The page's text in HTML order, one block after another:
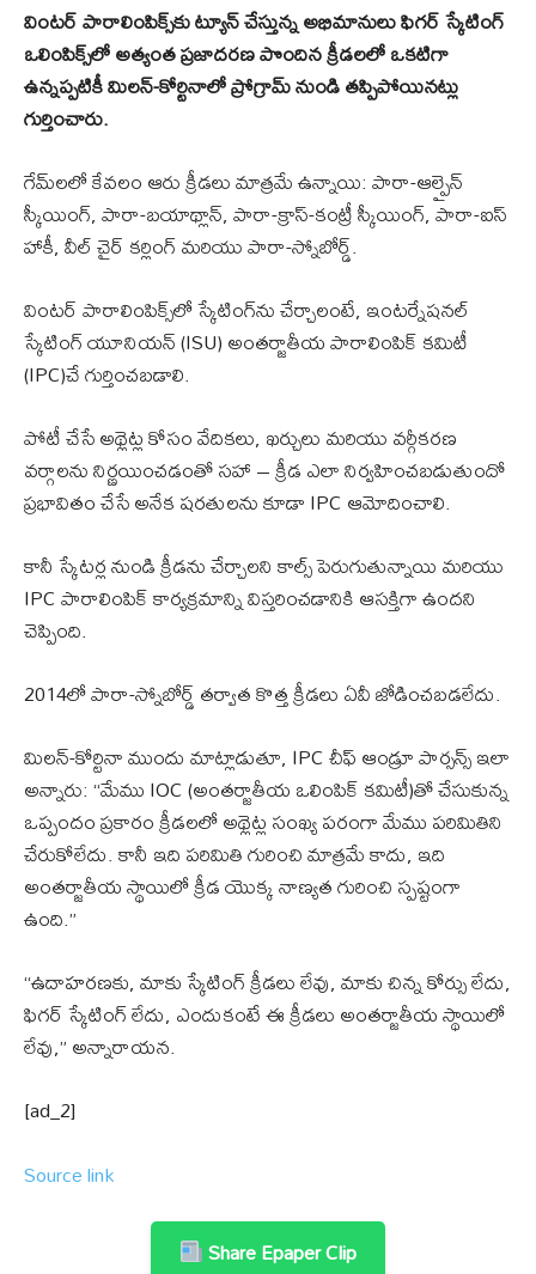
వింటర్ పారాలింపిక్స్‌కు ట్యూన్ చేస్తున్న అభిమానులు ఫిగర్ స్కేటింగ్
ఒలింపిక్స్‌లో అత్యంత ప్రజాదరణ పొందిన క్రీడలలో ఒకటిగా
ఉన్నప్పటికీ మిలన్-కోర్టినాలో ప్రోగ్రామ్ నుండి తప్పిపోయినట్లు
గుర్తించారు.
గేమ్‌లలో కేవలం ఆరు క్రీడలు మాత్రమే ఉన్నాయి: పారా-ఆల్పైన్
స్కీయింగ్, పారా-బయాథ్లాన్, పారా-క్రాస్-కంట్రీ స్కీయింగ్, పారా-ఐస్
హాకీ, వీల్ చైర్ కర్లింగ్ మరియు పారా-స్నోబోర్డ్.
వింటర్ పారాలింపిక్స్‌లో స్కేటింగ్‌ను చేర్చాలంటే, ఇంటర్నేషనల్
స్కేటింగ్ యూనియన్ (ISU) అంతర్జాతీయ పారాలింపిక్ కమిటీ
(IPC)చే గుర్తించబడాలి.
పోటీ చేసే అథ్లెట్ల కోసం వేదికలు, ఖర్చులు మరియు వర్గీకరణ
వర్గాలను నిర్ణయించడంతో సహా – క్రీడ ఎలా నిర్వహించబడుతుందో
ప్రభావితం చేసే అనేక షరతులను కూడా IPC ఆమోదించాలి.
కానీ స్కేటర్ల నుండి క్రీడను చేర్చాలని కాల్స్ పెరుగుతున్నాయి మరియు
IPC పారాలింపిక్ కార్యక్రమాన్ని విస్తరించడానికి ఆసక్తిగా ఉందని
చెప్పింది.
2014లో పారా-స్నోబోర్డ్ తర్వాత కొత్త క్రీడలు ఏవీ జోడించబడలేదు.
మిలన్-కోర్టినా ముందు మాట్లాడుతూ, IPC చీఫ్ ఆండ్రూ పార్సన్స్ ఇలా
అన్నారు: “మేము IOC (అంతర్జాతీయ ఒలింపిక్ కమిటీ)తో చేసుకున్న
ఒప్పందం ప్రకారం క్రీడలలో అథ్లెట్ల సంఖ్య పరంగా మేము పరిమితిని
చేరుకోలేదు. కానీ ఇది పరిమితి గురించి మాత్రమే కాదు, ఇది
అంతర్జాతీయ స్థాయిలో క్రీడ యొక్క నాణ్యత గురించి స్పష్టంగా
ఉంది.”
“ఉదాహరణకు, మాకు స్కేటింగ్ క్రీడలు లేవు, మాకు చిన్న కోర్సు లేదు,
ఫిగర్ స్కేటింగ్ లేదు, ఎందుకంటే ఈ క్రీడలు అంతర్జాతీయ స్థాయిలో
లేవు,” అన్నారాయన.
[ad_2]
Source link
Share Epaper Clip